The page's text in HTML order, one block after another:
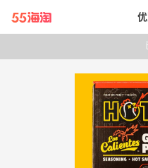
带你去官网买正品